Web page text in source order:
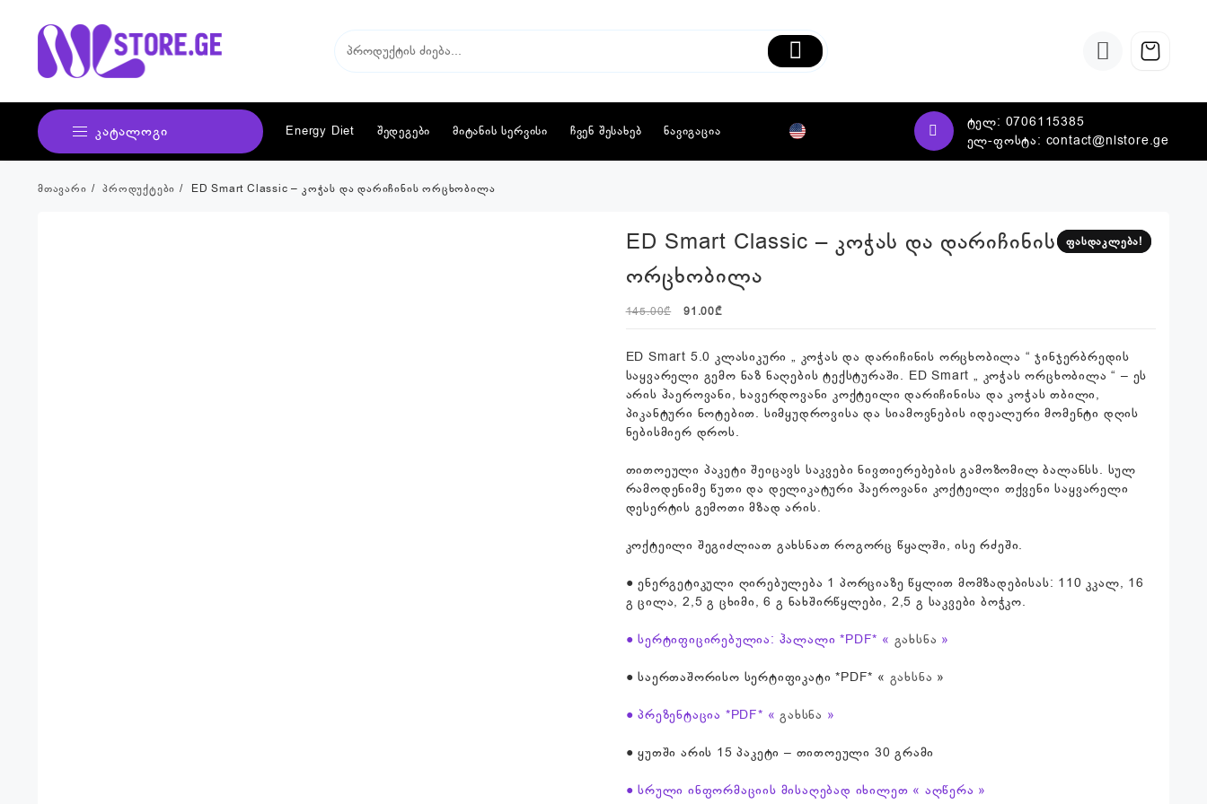
content
კატალოგი
Energy Diet Smart
Energy Diet შედეგები მიტანის სერვისი ჩვენ შესახებ ნავიგაცია
ტელ: 0706115385
ელ-ფოსტა: contact@nlstore.ge
მთავარი პროდუქტები ED Smart Classic – კოჭას და დარიჩინის ორცხობილა
ფასდაკლება!
ED Smart Classic – კოჭას და დარიჩინის
ორცხობილა
145.00₾
Original
was:
145.00₾.
91.00₾Current
91.00₾.
ED Smart 5.0 კლასიკური „ კოჭას და დარიჩინის ორცხობილა “ ჯინჯერბრედის
საყვარელი გემო ნაზ ნაღების ტექსტურაში. ED Smart „ კოჭას ორცხობილა “ – ეს
არის ჰაეროვანი, ხავერდოვანი კოქტეილი დარიჩინისა და კოჭას თბილი,
პიკანტური ნოტებით. სიმყუდროვისა და სიამოვნების იდეალური მომენტი დღის
ნებისმიერ დროს.
თითოეული პაკეტი შეიცავს საკვები ნივთიერებების გამოზომილ ბალანსს. სულ
რამოდენიმე წუთი და დელიკატური ჰაეროვანი კოქტეილი თქვენი საყვარელი
დესერტის გემოთი მზად არის.
კოქტეილი შეგიძლიათ გახსნათ როგორც წყალში, ისე რძეში.
● ენერგეტიკული ღირებულება 1 პორციაზე წყლით მომზადებისას: 110 კკალ, 16
გ ცილა, 2,5 გ ცხიმი, 6 გ ნახშირწყლები, 2,5 გ საკვები ბოჭკო.
● სერტიფიცირებულია: ჰალალი *PDF* « გახსნა »
● საერთაშორისო სერტიფიკატი *PDF* « გახსნა »
● პრეზენტაცია *PDF* « გახსნა »
● ყუთში არის 15 პაკეტი – თითოეული 30 გრამი
● სრული ინფორმაციის მისაღებად იხილეთ « აღწერა »
ფასდაკლება!